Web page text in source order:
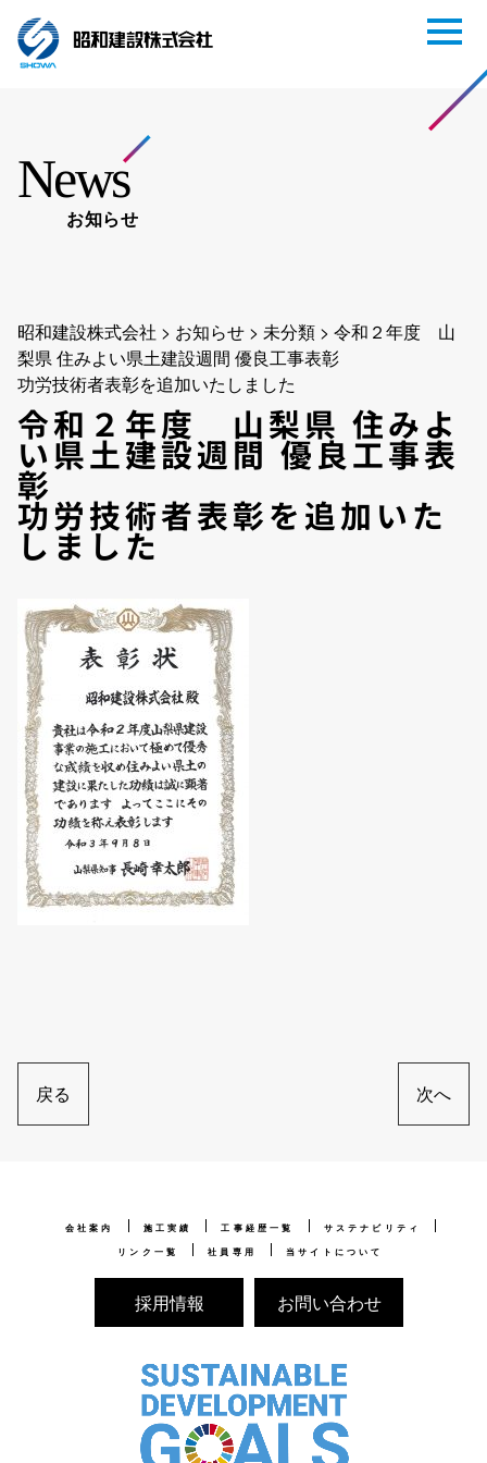
News
お知らせ
昭和建設株式会社 > お知らせ > 未分類 > 令和２年度 山
梨県 住みよい県土建設週間 優良工事表彰
功労技術者表彰を追加いたしました
令和２年度 山梨県 住みよ
い県土建設週間 優良工事表
彰
功労技術者表彰を追加いた
しました
戻る 次へ
会社案内 施工実績 工事経歴一覧
サステナビリティ
リンク一覧
社員専用 当サイトについて
採用情報 お問い合わせ